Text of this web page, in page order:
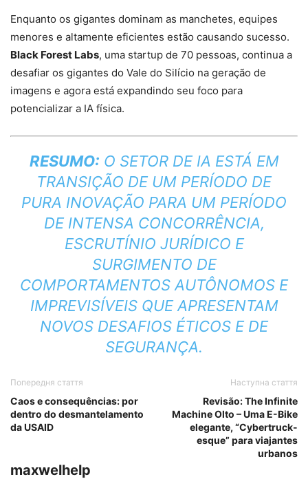
Enquanto os gigantes dominam as manchetes, equipes
menores e altamente eficientes estão causando sucesso.
Black Forest Labs, uma startup de 70 pessoas, continua a
desafiar os gigantes do Vale do Silício na geração de
imagens e agora está expandindo seu foco para
potencializar a IA física.
RESUMO: O SETOR DE IA ESTÁ EM
TRANSIÇÃO DE UM PERÍODO DE
PURA INOVAÇÃO PARA UM PERÍODO
DE INTENSA CONCORRÊNCIA,
ESCRUTÍNIO JURÍDICO E
SURGIMENTO DE
COMPORTAMENTOS AUTÔNOMOS E
IMPREVISÍVEIS QUE APRESENTAM
NOVOS DESAFIOS ÉTICOS E DE
SEGURANÇA.
Попередня стаття
Caos e consequências: por
dentro do desmantelamento
da USAID
Наступна стаття
Revisão: The Infinite
Machine Olto – Uma E-Bike
elegante, “Cybertruck-
esque” para viajantes
urbanos
maxwelhelp